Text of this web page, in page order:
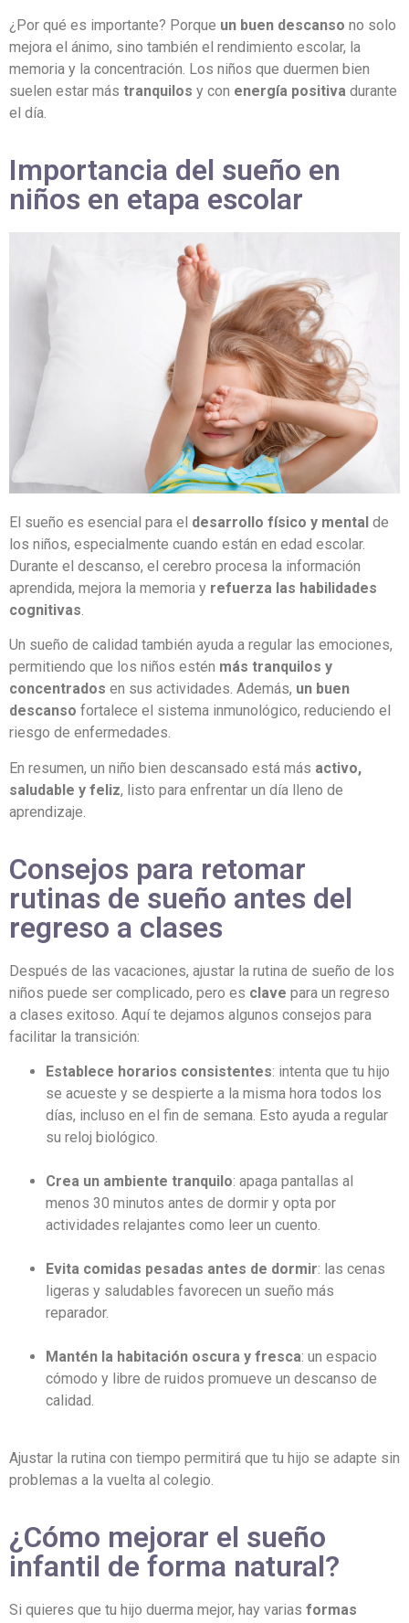
¿Por qué es importante? Porque un buen descanso no solo
mejora el ánimo, sino también el rendimiento escolar, la
memoria y la concentración. Los niños que duermen bien
suelen estar más tranquilos y con energía positiva durante
el día.
Importancia del sueño en
niños en etapa escolar
El sueño es esencial para el desarrollo físico y mental de
los niños, especialmente cuando están en edad escolar.
Durante el descanso, el cerebro procesa la información
aprendida, mejora la memoria y refuerza las habilidades
cognitivas
Un sueño de calidad también ayuda a regular las emociones,
permitiendo que los niños estén más tranquilos y
concentrados en sus actividades. Además, un buen
descanso fortalece el sistema inmunológico, reduciendo el
riesgo de enfermedades.
En resumen, un niño bien descansado está más activo,
saludable y feliz, listo para enfrentar un día lleno de
aprendizaje.
Consejos para retomar
rutinas de sueño antes del
regreso a clases
Después de las vacaciones, ajustar la rutina de sueño de los
niños puede ser complicado, pero es clave para un regreso
a clases exitoso. Aquí te dejamos algunos consejos para
facilitar la transición:
Establece horarios consistentes: intenta que tu hijo
se acueste y se despierte a la misma hora todos los
días, incluso en el fin de semana. Esto ayuda a regular
su reloj biológico.
Crea un ambiente tranquilo: apaga pantallas al
menos 30 minutos antes de dormir y opta por
actividades relajantes como leer un cuento.
Evita comidas pesadas antes de dormir: las cenas
ligeras y saludables favorecen un sueño más
reparador.
Mantén la habitación oscura y fresca: un espacio
cómodo y libre de ruidos promueve un descanso de
calidad.
Ajustar la rutina con tiempo permitirá que tu hijo se adapte sin
problemas a la vuelta al colegio.
¿Cómo mejorar el sueño
infantil de forma natural?
Si quieres que tu hijo duerma mejor, hay varias formas